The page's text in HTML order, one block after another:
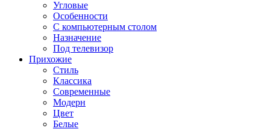
Угловые
Особенности
С компьютерным столом
Назначение
Под телевизор
Прихожие
Стиль
Классика
Современные
Модерн
Цвет
Белые